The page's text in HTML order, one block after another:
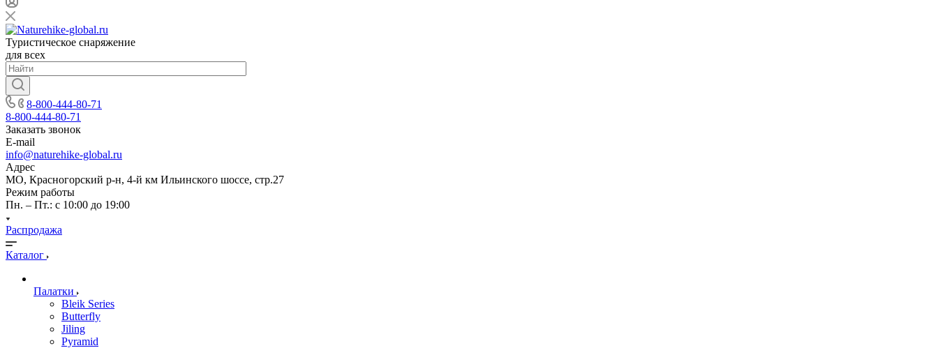
Туристическое снаряжение
для всех
8-800-444-80-71
8-800-444-80-71
Заказать звонок
E-mail
info@naturehike-global.ru
Адрес
МО, Красногорский р-н, 4-й км Ильинского шоссе, стр.27
Режим работы
Пн. – Пт.: с 10:00 до 19:00
Распродажа
Каталог
Палатки
Bleik Series
Butterfly
Jiling
Pyramid